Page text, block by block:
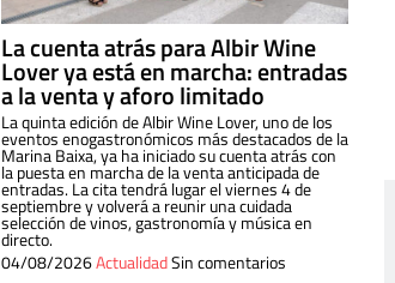
La cuenta atrás para Albir Wine
Lover ya está en marcha: entradas
a la venta y aforo limitado
La quinta edición de Albir Wine Lover, uno de los
eventos enogastronómicos más destacados de la
Marina Baixa, ya ha iniciado su cuenta atrás con
la puesta en marcha de la venta anticipada de
entradas. La cita tendrá lugar el viernes 4 de
septiembre y volverá a reunir una cuidada
selección de vinos, gastronomía y música en
directo.
04/08/2026ActualidadSin comentarios